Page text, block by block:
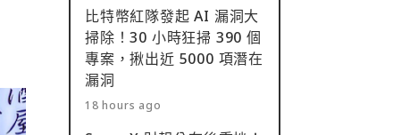
比特幣紅隊發起 AI 漏洞大
掃除！30 小時狂掃 390 個
專案，揪出近 5000 項潛在
漏洞
18 hours ago